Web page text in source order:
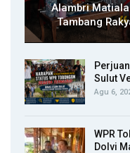
Alambri
Tambang
Sulut
Agu 6,
WPR
Dolvi